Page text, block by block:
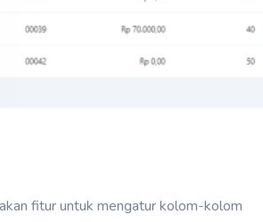
fitur untuk mengatur kolom-kolom